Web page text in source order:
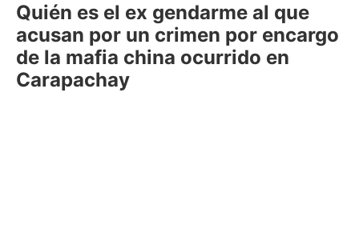
Quién es el ex gendarme al que
acusan por un crimen por encargo
de la mafia china ocurrido en
Carapachay